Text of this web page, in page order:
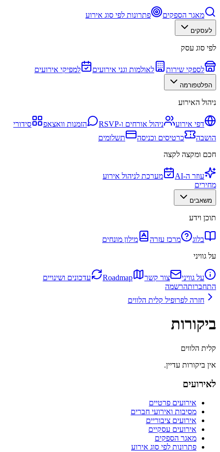
מאגר הספקים פתרונות לפי סוג אירוע
לעסקים
לפי סוג עסק
לספקי שירות לאולמות וגני אירועים למפיקי אירועים
הפלטפורמה
ניהול האירוע
דפי אירוע ניהול אורחים ו-RSVP הזמנות וואצאפ
סידורי
הושבה
כרטיסים וכניסה
תשלומים
חכם ומקצה לקצה
עוזר ה-AI
מערכת לניהול אירוע
מחירים
משאבים
תוכן וידע
בלוג מרכז עזרה
מילון מונחים
על גוויני
על גוויני צור קשר Roadmap
עדכונים ושינויים
התחברותהרשמה
חזרה לפרופיל קלית הלווים
ביקורות
קלית הלווים
אין ביקורות עדיין.
לאירועים
אירועים פרטיים
מסיבות ואירועי חברים
אירועים ציבוריים
אירועים עסקיים
מאגר הספקים
פתרונות לפי סוג אירוע